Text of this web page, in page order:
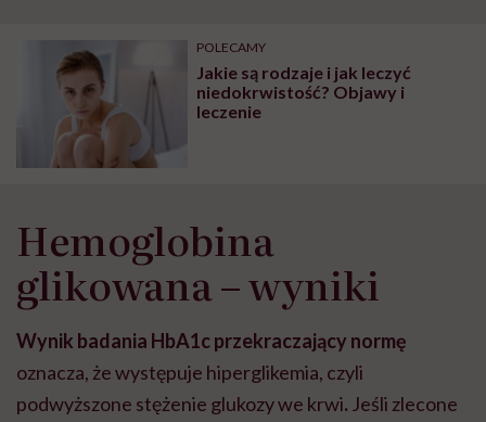
POLECAMY
Jakie są rodzaje i jak leczyć
niedokrwistość? Objawy i
leczenie
Hemoglobina
glikowana – wyniki
Wynik badania HbA1c przekraczający normę
oznacza, że występuje hiperglikemia, czyli
podwyższone stężenie glukozy we krwi. Jeśli zlecone